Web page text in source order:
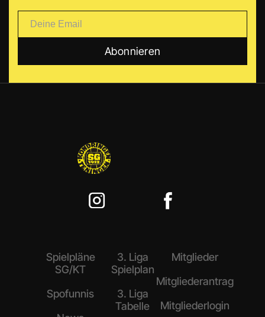
Spielpläne
SG/KT
Spofunnis
3. Liga
Spielplan
3. Liga
Tabelle
Mitglieder
Mitgliederantrag
Mitgliederlogin